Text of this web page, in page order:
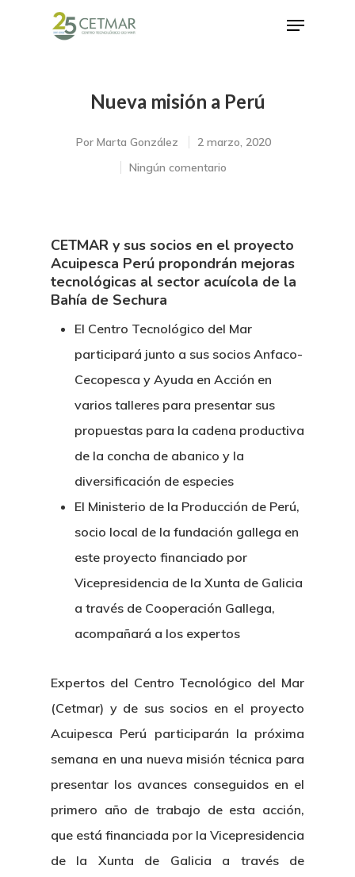
Hit enter to search or ESC to close
Nueva misión a Perú
Por Marta González
2 marzo, 2020
Ningún comentario
CETMAR y sus socios en el proyecto
Acuipesca Perú propondrán mejoras
tecnológicas al sector acuícola de la
Bahía de Sechura
El Centro Tecnológico del Mar
participará junto a sus socios Anfaco-
Cecopesca y Ayuda en Acción en
varios talleres para presentar sus
propuestas para la cadena productiva
de la concha de abanico y la
diversificación de especies
El Ministerio de la Producción de Perú,
socio local de la fundación gallega en
este proyecto financiado por
Vicepresidencia de la Xunta de Galicia
a través de Cooperación Gallega,
acompañará a los expertos
Expertos del Centro Tecnológico del Mar
(Cetmar) y de sus socios en el proyecto
Acuipesca Perú participarán la próxima
semana en una nueva misión técnica para
presentar los avances conseguidos en el
primero año de trabajo de esta acción,
que está financiada por la Vicepresidencia
de la Xunta de Galicia a través de